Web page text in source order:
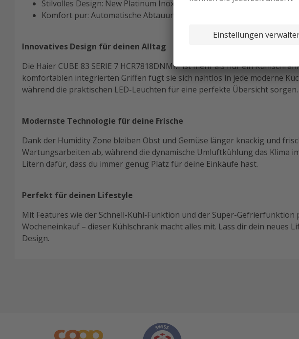
Stilvolles Design: New Platinum Inox mit integrierten Griffen.
Komfort pur: Automatische Abtauung und LED-Beleuchtung.
Innovatives Design für deinen Alltag
Die Haier CUBE 83 SERIE 7 HCR7818DNMM ist mehr als nur ein
komfortablen integrierten Griffen fügt sie sich nahtlos in jede moderne
während die praktischen LED-Leuchten für eine perfekte Übersicht sorgen.
Modernste Technologie für deine Frische
Dank der Humidity Zone bleiben Obst und Gemüse länger knackig und
Wartungsarbeiten ab, während die dynamische Umluftkühlung das Klima
Litern dafür, dass du immer genug Platz für deine Einkäufe hast.
Perfekt für deinen Lifestyle
Mit Features wie der Schnell-Kühl-Funktion und der Super-
Wocheneinkauf – dieser Kühlschrank macht alles mit. Lass dir dein
Design.